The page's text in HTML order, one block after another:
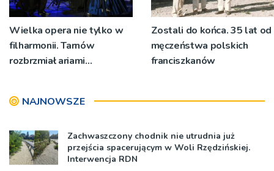
Wielka opera nie tylko w
filharmonii. Tarnów
rozbrzmiał ariami
Zostali do końca. 35 lat od
męczeństwa polskich
franciszkanów
NAJNOWSZE
Zachwaszczony chodnik nie utrudnia już
przejścia spacerującym w Woli Rzędzińskiej.
Interwencja RDN